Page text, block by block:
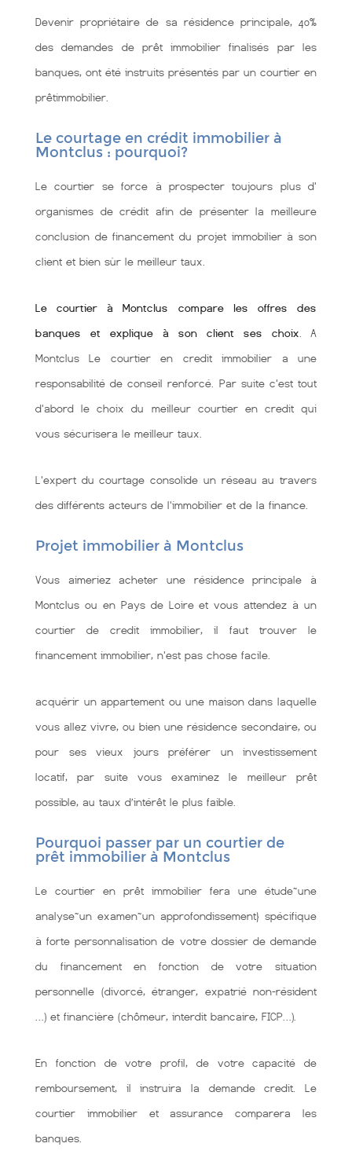
Devenir propriétaire de sa résidence principale, 40%
des demandes de prêt immobilier finalisés par les
banques, ont été instruits présentés par un courtier en
prêtimmobilier.
Le courtage en crédit immobilier à
Montclus : pourquoi?
Le courtier se force à prospecter toujours plus d'
organismes de crédit afin de présenter la meilleure
conclusion de financement du projet immobilier à son
client et bien sùr le meilleur taux.
Le courtier à Montclus compare les offres des
banques et explique à son client ses choix . A
Montclus Le courtier en credit immobilier a une
responsabilité de conseil renforcé. Par suite c'est tout
d'abord le choix du meilleur courtier en credit qui
vous sécurisera le meilleur taux.
L'expert du courtage consolide un réseau au travers
des différents acteurs de l'immobilier et de la finance.
Projet immobilier à Montclus
Vous aimeriez acheter une résidence principale à
Montclus ou en Pays de Loire et vous attendez à un
courtier de credit immobilier, il faut trouver le
financement immobilier, n'est pas chose facile.
acquérir un appartement ou une maison dans laquelle
vous allez vivre, ou bien une résidence secondaire, ou
pour ses vieux jours préférer un investissement
locatif, par suite vous examinez le meilleur prêt
possible, au taux d’intérêt le plus faible.
Pourquoi passer par un courtier de
prêt immobilier à Montclus
Le courtier en prêt immobilier fera une étude~une
analyse~un examen~un approfondissement} spécifique
à forte personnalisation de votre dossier de demande
du financement en fonction de votre situation
personnelle (divorcé, étranger, expatrié non-résident
…) et financière (chômeur, interdit bancaire, FICP…).
En fonction de votre profil, de votre capacité de
remboursement, il instruira la demande credit. Le
courtier immobilier et assurance comparera les
banques.